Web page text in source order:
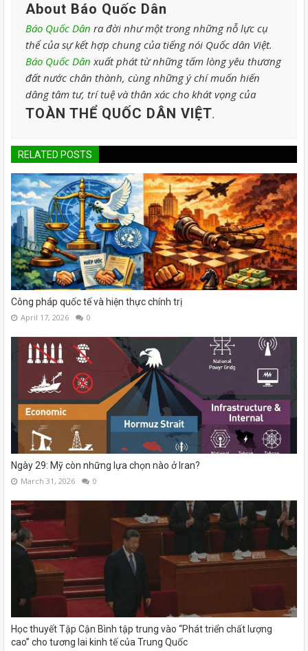
About Báo Quốc Dân
Báo Quốc Dân ra đời như một trong những nỗ lực cụ
thể của sự kết hợp chung của tiếng nói Quốc dân Việt.
Báo Quốc Dân xuất phát từ những tấm lòng yêu thương
đất nước chân thành, cùng những ý chí muốn hiến
dâng tâm tư, trí tuệ và thân xác cho khát vọng của
TOÀN THỂ QUỐC DÂN VIỆT.
RELATED POSTS
Công pháp quốc tế và hiện thực chính trị
April 17, 2026 0
Ngày 29: Mỹ còn những lựa chọn nào ở Iran?
March 31, 2026 0
Học thuyết Tập Cận Bình tập trung vào “Phát triển chất lượng
cao” cho tương lai kinh tế của Trung Quốc